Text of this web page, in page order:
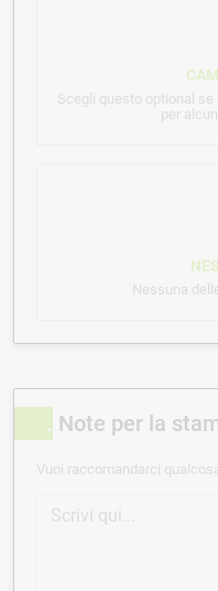
Scegli questo optional
per
Nessuna
Note per la
Vuoi raccomandarci